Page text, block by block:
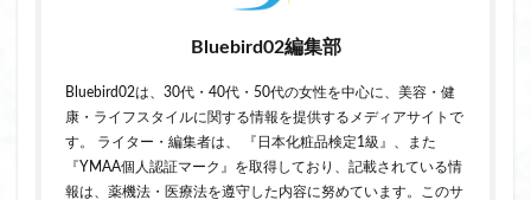
Bluebird02編集部
Bluebird02は、30代・40代・50代の女性を中心に、美容・健
康・ライフスタイルに関する情報を提供するメディアサイトで
す。 ライター・編集者は、 『日本化粧品検定1級』、また
『YMAA個人認証マーク』を取得しており、記載されている情
報は、薬機法・医療法を遵守した内容に努めています。このサ